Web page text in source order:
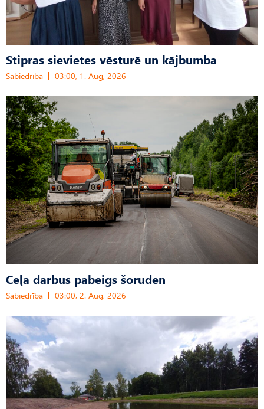
Stipras sievietes vēsturē un kājbumba
Sabiedrība 03:00, 1. Aug, 2026
Ceļa darbus pabeigs šoruden
Sabiedrība 03:00, 2. Aug, 2026